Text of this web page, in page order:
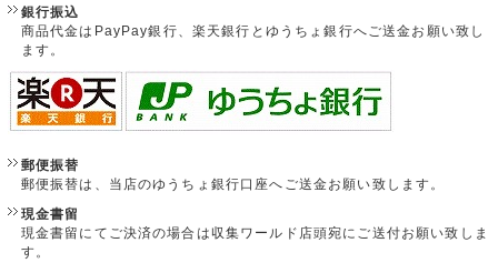
銀行振込
商品代金はPayPay銀行、楽天銀行とゆうちょ銀行へご送金お願い致し
ます。
郵便振替
郵便振替は、当店のゆうちょ銀行口座へご送金お願い致します。
現金書留
現金書留にてご決済の場合は収集ワールド店頭宛にご送付お願い致しま
す。